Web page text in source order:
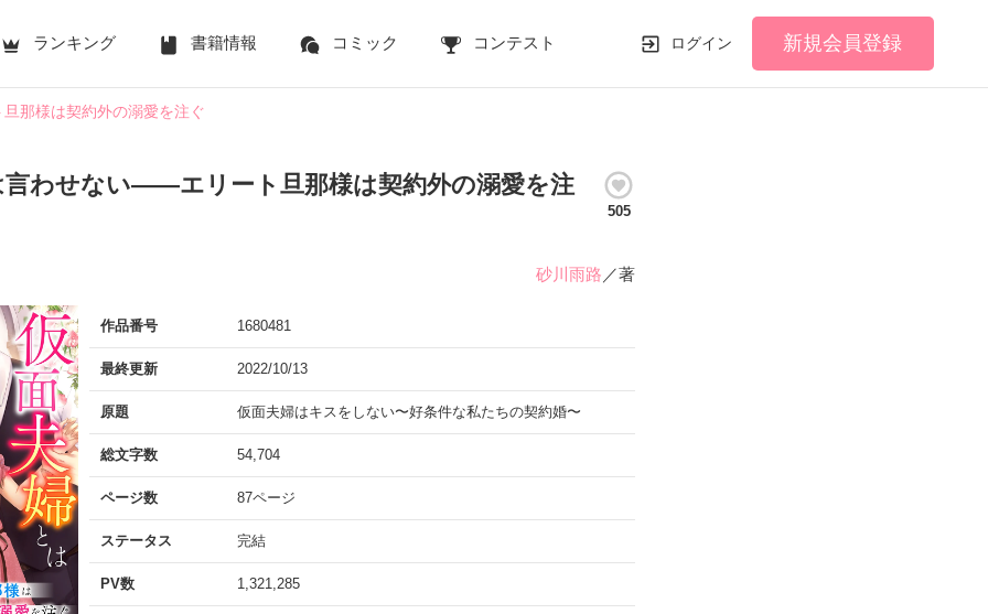
ランキング 書籍情報 コミック コンテスト ログイン 新規会員登録
那様は契約外の溺愛を注ぐ
言わせない――エリート旦那様は契約外の溺愛を注
505
砂川雨路 ／著
作品番号 1680481
最終更新 2022/10/13
原題 仮面夫婦はキスをしない〜好条件な私たちの契約婚〜
総文字数 54,704
ページ数 87ページ
ステータス 完結
PV数 1,321,285